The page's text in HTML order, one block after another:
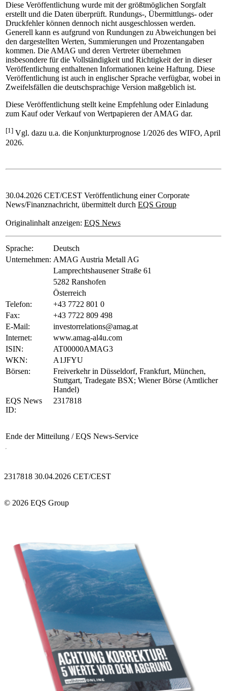
Diese Veröffentlichung wurde mit der größtmöglichen Sorgfalt
erstellt und die Daten überprüft. Rundungs-, Übermittlungs- oder
Druckfehler können dennoch nicht ausgeschlossen werden.
Generell kann es aufgrund von Rundungen zu Abweichungen bei
den dargestellten Werten, Summierungen und Prozentangaben
kommen. Die AMAG und deren Vertreter übernehmen
insbesondere für die Vollständigkeit und Richtigkeit der in dieser
Veröffentlichung enthaltenen Informationen keine Haftung. Diese
Veröffentlichung ist auch in englischer Sprache verfügbar, wobei in
Zweifelsfällen die deutschsprachige Version maßgeblich ist.
Diese Veröffentlichung stellt keine Empfehlung oder Einladung
zum Kauf oder Verkauf von Wertpapieren der AMAG dar.
[1] Vgl. dazu u.a. die Konjunkturprognose 1/2026 des WIFO, April
2026.
30.04.2026 CET/CEST Veröffentlichung einer Corporate
News/Finanznachricht, übermittelt durch EQS Group
Originalinhalt anzeigen: EQS News
Sprache:
Deutsch
Unternehmen: AMAG Austria Metall AG
Lamprechtshausener Straße 61
5282 Ranshofen
Österreich
Telefon:
+43 7722 801 0
Fax:
+43 7722 809 498
E-Mail:
investorrelations@amag.at
Internet:
www.amag-al4u.com
ISIN:
AT00000AMAG3
WKN:
A1JFYU
Börsen:
Freiverkehr in Düsseldorf, Frankfurt, München,
Stuttgart, Tradegate BSX; Wiener Börse (Amtlicher
Handel)
EQS News
ID:
2317818
Ende der Mitteilung / EQS News-Service
2317818 30.04.2026 CET/CEST
© 2026 EQS Group